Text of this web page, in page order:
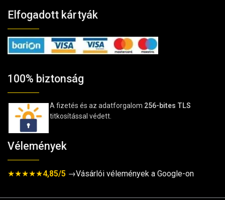
Elfogadott kártyák
100% biztonság
A fizetés és az adatforgalom 256-bites TLS
titkosítással védett.
Vélemények
★★★★★4,85/5 →Vásárlói vélemények a Google-on